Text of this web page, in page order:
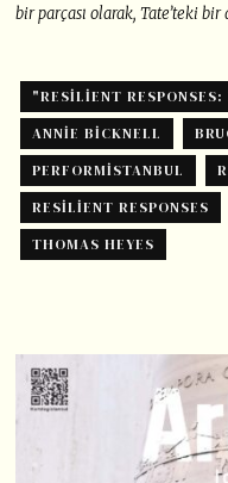
bir parçası olarak, Tate’teki
"RESILIENT
ANNIE BICKNELL
PERFORMISTANBUL
RESILIENT RESPONSES
THOMAS HEYES